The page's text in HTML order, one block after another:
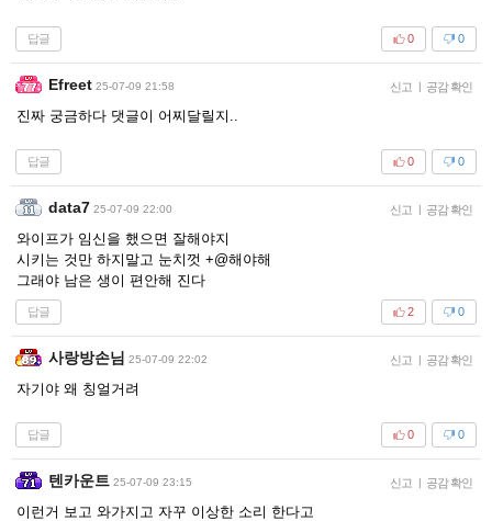
답글 0
0
Efreet 25-07-09 21:58 신고 | 공감 확인
진짜 궁금하다 댓글이 어찌달릴지..
답글 0
0
data7 25-07-09 22:00 신고 | 공감 확인
와이프가 임신을 했으면 잘해야지
시키는 것만 하지말고 눈치껏 +@해야해
그래야 남은 생이 편안해 진다
답글 0
2
사랑방손님 25-07-09 22:02 신고 | 공감 확인
자기야 왜 칭얼거려
답글 0
0
텐카운트 25-07-09 23:15 신고 | 공감 확인
이런거 보고 와가지고 자꾸 이상한 소리 한다고